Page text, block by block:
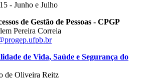
- Junho e Julho
de Gestão de Pessoas - CPGP
Pereira Correia
de Vida, Saúde e Segurança do
de Oliveira Reitz